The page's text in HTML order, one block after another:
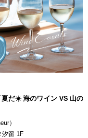
だ☀️ 海のワイン VS 山の
）
汐留 1F